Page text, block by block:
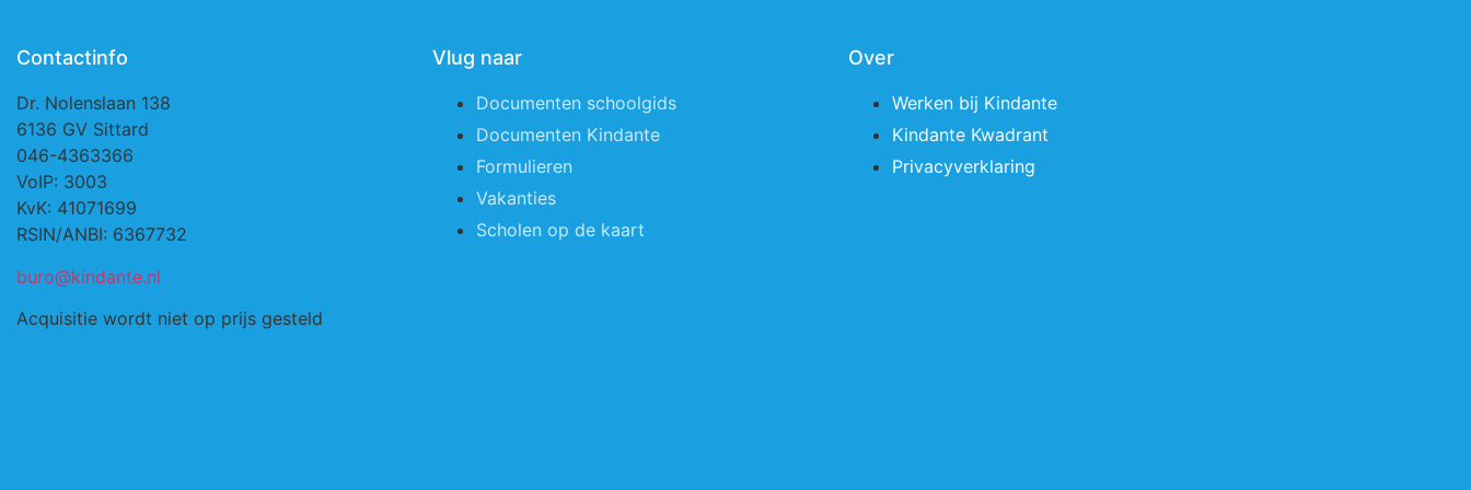
Contactinfo
Dr. Nolenslaan 138
6136 GV Sittard
046-4363366
VoIP: 3003
KvK: 41071699
RSIN/ANBI: 6367732
buro@kindante.nl
Acquisitie wordt niet op prijs gesteld
Vlug naar
Documenten schoolgids
Documenten Kindante
Formulieren
Vakanties
Scholen op de kaart
Over
Werken bij Kindante
Kindante Kwadrant
Privacyverklaring